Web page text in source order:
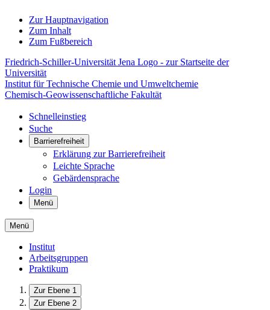
Zur Hauptnavigation
Zum Inhalt
Zum Fußbereich
Friedrich-Schiller-Universität Jena Logo - zur Startseite der
Universität
Institut für Technische Chemie und Umweltchemie
Chemisch-Geowissenschaftliche Fakultät
Schnelleinstieg
Suche
Barrierefreiheit
Erklärung zur Barrierefreiheit
Leichte Sprache
Gebärdensprache
Login
Menü
Menü
Institut
Arbeitsgruppen
Praktikum
Zur Ebene 1
Zur Ebene 2